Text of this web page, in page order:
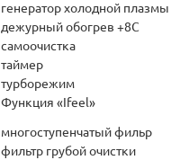
генератор холодной плазмы
дежурный обогрев +8С
самоочистка
таймер
турборежим
Функция «Ifeel»
многоступенчатый фильр
фильтр грубой очистки